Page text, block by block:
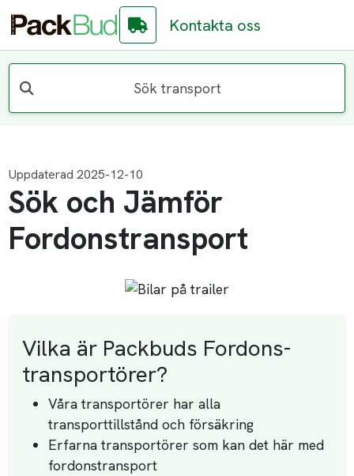
Kontakta oss
Sök transport
Uppdaterad 2025-12-10
Sök och Jämför
Fordonstransport
Vilka är Packbuds Fordons-
transportörer?
Våra transportörer har alla
transporttillstånd och försäkring
Erfarna transportörer som kan det här med
fordonstransport